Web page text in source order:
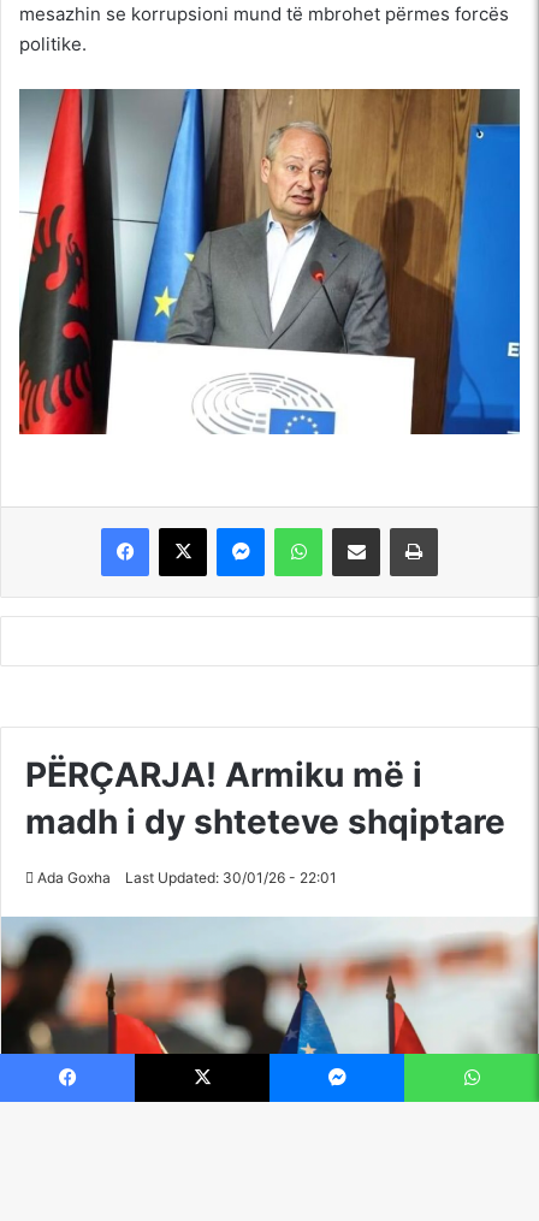
mesazhin se korrupsioni mund të mbrohet përmes forcës
politike.
Facebook X Messenger WhatsApp